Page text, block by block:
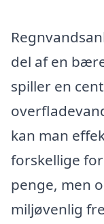
del af en
spiller en
kan man
forskellige
penge, men
miljøvenlig